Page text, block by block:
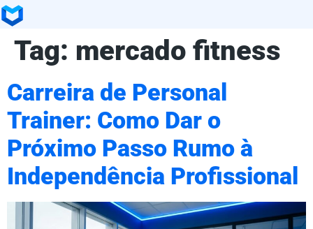
Tag: mercado fitness
Carreira de Personal
Trainer: Como Dar o
Próximo Passo Rumo à
Independência Profissional